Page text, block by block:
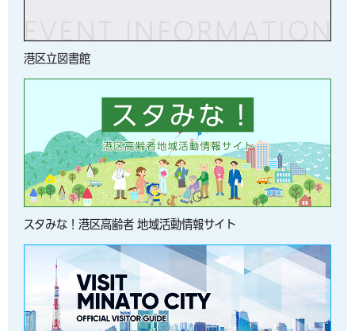
港区立図書館
スタみな！港区高齢者 地域活動情報サイト